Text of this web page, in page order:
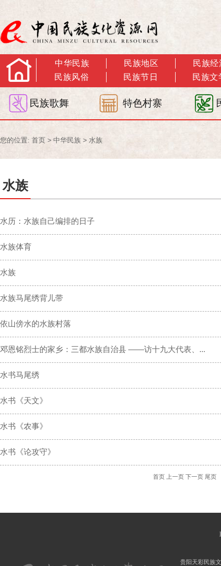
中华民族 民族地区
民族经
民族风俗
民族节日 民族文
民族歌舞 特色村寨
您的位置: 首页 > 中华民族 > 水族
水族
水历：水族自己编排的日子
水族体育
水族
水族马尾绣背儿带
依山傍水的水族村落
邓恩铭烈士的家乡：三都水族自治县 ——访十九大代表、...
水书马尾绣
水书《天文》
水书《农事》
水书《论攻守》
首页 上一页 下一页 尾页
贵阳天彩民族